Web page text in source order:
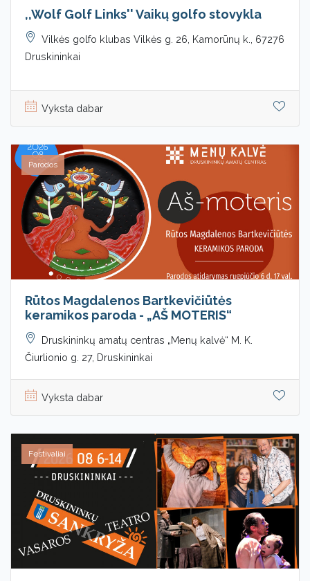
,,Wolf Golf Links'' Vaikų golfo stovykla
Vilkės golfo klubas Vilkės g. 26, Kamorūnų k., 67276
Druskininkai
Vyksta dabar
Parodos
Rūtos Magdalenos Bartkevičiūtės
keramikos paroda - „AŠ MOTERIS“
Druskininkų amatų centras „Menų kalvė“ M. K.
Čiurlionio g. 27, Druskininkai
Vyksta dabar
Festivaliai